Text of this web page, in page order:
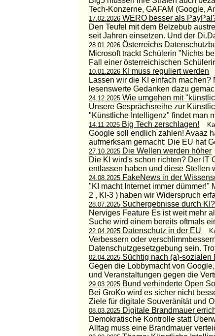
Tech-Konzerne, GAFAM (Google,
17.02.2026 WERO besser als
Den Teufel mit dem Belzebub
seit Jahren einsetzen. Und der
28.01.2026 Österreichs
Microsoft trackt Schülerin "Nichts
Fall einer österreichischen
10.01.2026 KI muss reguliert werden
Lassen wir die KI einfach
lesenswerte Gedanken dazu
24.12.2025 Wie umgehen mit
Unsere Gesprächsreihe zur
"Künstliche Intelligenz" findet man
14.11.2025 Big Tech zerschlagen!
Google soll endlich zahlen! Avaaz
aufmerksam gemacht: Die EU hat
27.10.2025 Die Wellen werden höher
Die KI wird's schon richten? Der IT
entlassen haben und diese Stellen
24.08.2025 FakeNews in der
"KI macht Internet immer
2 , KI-3 ) haben wir Widerspruch
28.07.2025 Suchergebnisse durch KI?
Nerviges Feature Es ist weit mehr
Suche wird einem bereits oftmals
22.04.2025 Datenschutz in der EU
Verbessern oder
Datenschutzgesetzgebung sein.
02.04.2025 Süchtig nach (a)-sozialen
Gegen die Lobbymacht von
und Veranstaltungen gegen die
29.03.2025 Bund verhinderte Open
Bei GroKo wird es sicher nicht
Ziele für digitale Souveränität und
08.03.2025 Digitale Brandmauer
Demokratische Kontrolle statt
Alltag muss eine Brandmauer